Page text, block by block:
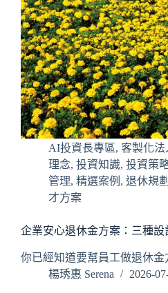
AI投資長專區, 客製化法
理念, 投資知識, 投資策
管理, 精選案例 , 退休規劃
才方案
企業安心退休金方案：三種
你已經知道要幫員工做退休
楊琇惠 Serena
2026-